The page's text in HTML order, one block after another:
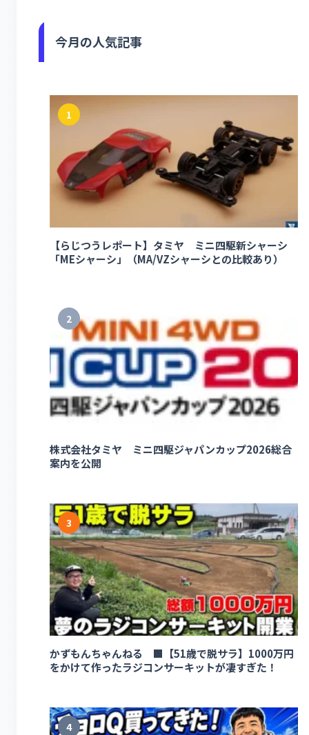
今月の人気記事
1
【らじつうレポート】タミヤ ミニ四駆新シャーシ
「MEシャーシ」（MA/VZシャーシとの比較あり）
2
株式会社タミヤ ミニ四駆ジャパンカップ2026総合
案内を公開
3
かずもんちゃんねる ■【51歳で脱サラ】1000万円
をかけて作ったラジコンサーキットが凄すぎた！
4